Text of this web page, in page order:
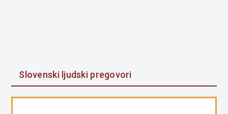
Slovenski ljudski pregovori